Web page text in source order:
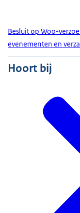
Besluit op Woo-
evenementen en
Hoort bij